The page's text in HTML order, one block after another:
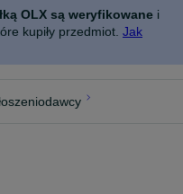
OLX są weryfikowane i
kupiły przedmiot. Jak